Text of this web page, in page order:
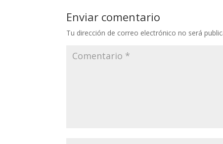
Enviar comentario
Tu dirección de correo electrónico no será